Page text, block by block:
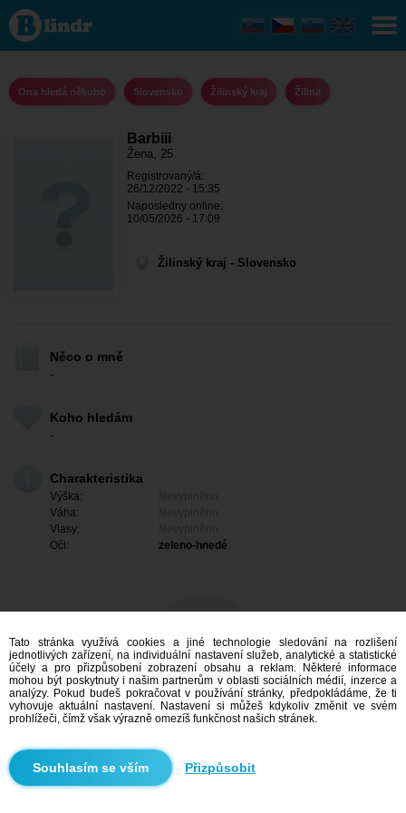
Barbiii -
Ona
hledá
někoho
kraj -
ŽilinaOna hledá někoho Slovensko Žilinský kraj Žilina
Barbiii
Žena, 25
Registrovaný/á:
26/12/2022 - 15:35
Naposledny online:
10/05/2026 - 17:09
Žilinský kraj - Slovensko
Něco o mně
-
Koho hledám
-
Charakteristika
Výška:
Váha:
Vlasy:
Oči:
zeleno-hnedé
Mám zájem
Vyhledávání
Tato stránka využívá cookies a jiné technologie sledování na rozlišení
jednotlivých zařízení, na individuální nastavení služeb, analytické a statistické
účely a pro přizpůsobení zobrazení obsahu a reklam. Některé informace
mohou být poskytnuty i našim partnerům v oblasti sociálních médií, inzerce a
analýzy. Pokud budeš pokračovat v používání stránky, předpokládáme, že ti
vyhovuje aktuální nastavení. Nastavení si můžeš kdykoliv změnit ve svém
prohlížeči, čímž však výrazně omezíš funkčnost našich stránek.
Přizpůsobit